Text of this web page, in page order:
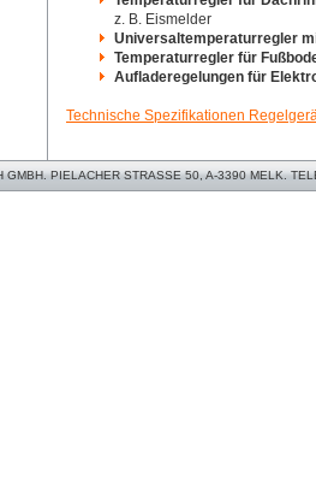
z. B. Eismelder
Universaltemperaturregler
Temperaturregler für
Aufladeregelungen für
Technische Spezifikationen
GMBH. PIELACHER STRASSE 50, A-3390 MELK.